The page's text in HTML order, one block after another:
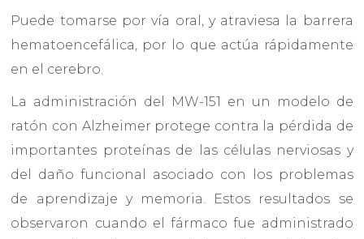
Puede tomarse por vía oral, y atraviesa la barrera
hematoencefálica, por lo que actúa rápidamente
en el cerebro.
La administración del MW-151 en un modelo de
ratón con Alzheimer protege contra la pérdida de
importantes proteínas de las células nerviosas y
del daño funcional asociado con los problemas
de aprendizaje y memoria. Estos resultados se
observaron cuando el fármaco fue administrado